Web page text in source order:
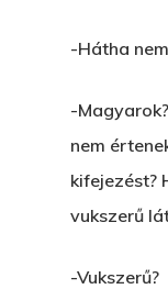
-Hátha
-
nem
kifejezést?
vukszerű
-Vukszerű?